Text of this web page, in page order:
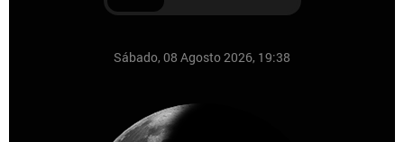
Sábado, 08 Agosto 2026, 19:38